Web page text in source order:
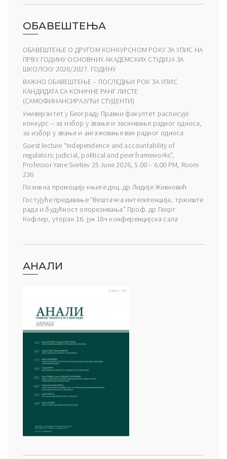
ОБАВЕШТЕЊА
ОБАВЕШТЕЊЕ О ДРУГОМ КОНКУРСНОМ РОКУ ЗА УПИС НА
ПРВУ ГОДИНУ ОСНОВНИХ АКАДЕМСКИХ СТУДИЈА ЗА
ШКОЛСКУ 2026/2027. ГОДИНУ
ВАЖНО ОБАВЕШТЕЊЕ – ПОСЛЕДЊИ РОК ЗА УПИС
КАНДИДАТА СА КОНАЧНЕ РАНГ ЛИСТЕ
(САМОФИНАНСИРАЈУЋИ СТУДЕНТИ)
Универзитет у Београду Правни факултет расписује
конкурс – за избор у звање и заснивање радног односа,
за избор у звање и ангажовање ван радног односа
Guest lecture “Independence and accountability of
regulators: judicial, political and peer frameworks”,
Professor Yane Svetiev 25 June 2026, 5.00 – 6.00 PM, Room
236
Позив на промоцију књиге доц. др Лидије Живковић
Гостујуће предавање “Вештачка интелигенција, тржиште
рада и будућност опорезивања” Проф. др Георг
Кофлер, уторак 16. јун 18ч конференцијска сала
АНАЛИ